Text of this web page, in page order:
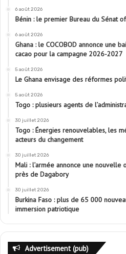
6 août 2026
Bénin : le premier Bureau du Sénat
6 août 2026
Ghana : le COCOBOD annonce une
cacao pour la campagne 2026-2027
5 août 2026
Le Ghana envisage des réformes
5 août 2026
Togo : plusieurs agents de
30 juillet 2026
Togo : Énergies renouvelables, les
acteurs du changement
30 juillet 2026
Mali : l’armée annonce une nouvelle
près de Dagabory
30 juillet 2026
Burkina Faso : plus de 65 000
immersion patriotique
Advertisement (pub)